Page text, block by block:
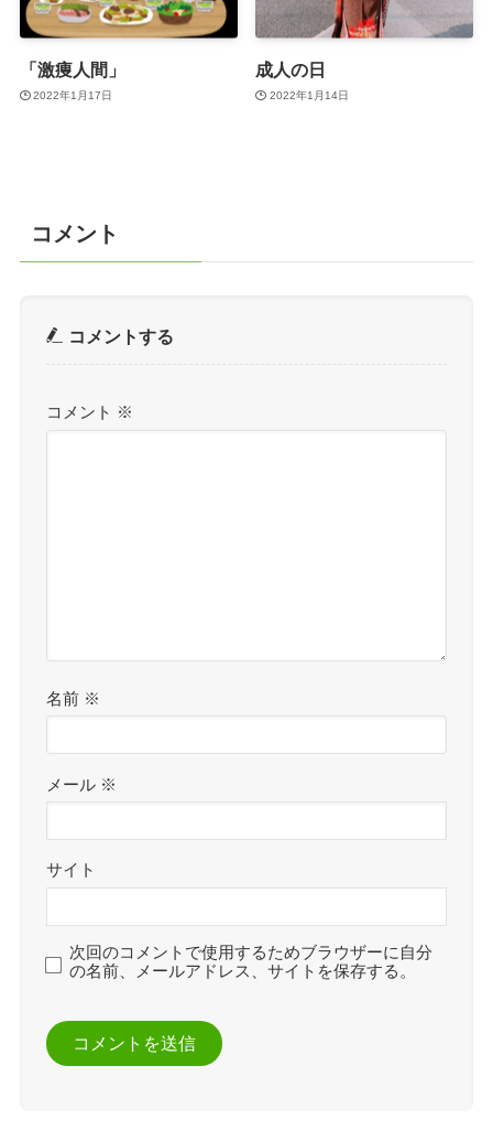
「激痩人間」
2022年1月17日
成人の日
2022年1月14日
コメント
コメントする
コメント ※
名前 ※
メール ※
サイト
次回のコメントで使用するためブラウザーに自分
の名前、メールアドレス、サイトを保存する。